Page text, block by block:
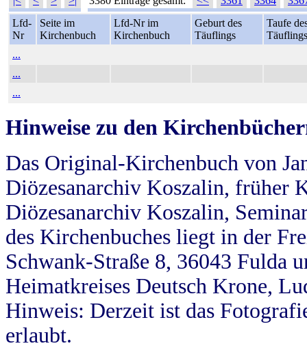
Lfd-
Nr
Seite im
Kirchenbuch
Lfd-Nr im
Kirchenbuch
Geburt des
Täuflings
Taufe
Täuflings
...
...
...
Hinweise zu den
Das Original-Kirchenbuch von
Diözesanarchiv Koszalin, früher
Diözesanarchiv Koszalin,
des Kirchenbuches liegt in der
Schwank-Straße 8, 36043 Fulda
Heimatkreises Deutsch Krone,
Hinweis: Derzeit ist das
erlaubt.